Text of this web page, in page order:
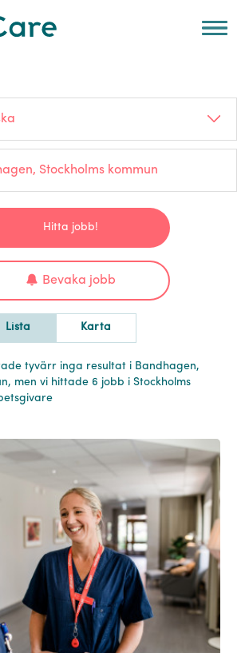
Hitta jobb!
Bevaka jobb
Lista Karta
tyvärr inga resultat i Bandhagen,
men vi hittade 6 jobb i Stockholms